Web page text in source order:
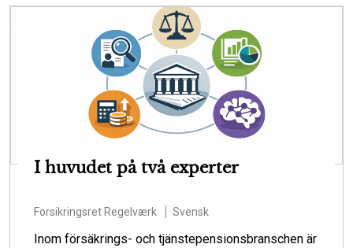
I huvudet på två experter
Forsikringsret Regelværk Svensk
Inom försäkrings- och tjänstepensionsbranschen är